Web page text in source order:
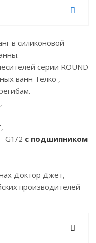
в силиконовой
серии ROUND
ванн Телко ,
-G1/2 с подшипником
Доктор Джет,
производителей